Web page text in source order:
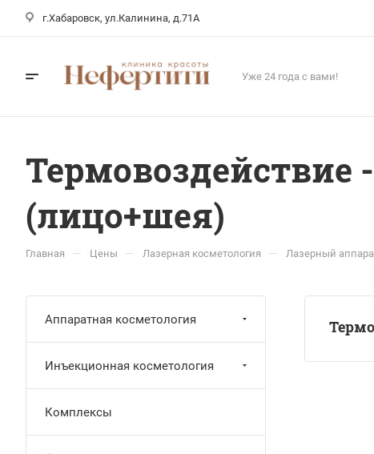
г.Хабаровск, ул.Калинина, д.71А
Уже 24 года с вами!
Термовоздействие
(лицо+шея)
Главная — Цены — Лазерная косметология — Лазерный
Аппаратная косметология
Инъекционная косметология
Комплексы